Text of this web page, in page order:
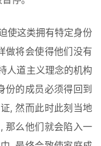
使这类拥有特定身份
做将会使得他们没有
人道主义理念的机构
份的成员必须得回到
, 然而此时此刻当地
那么他们就会陷入一